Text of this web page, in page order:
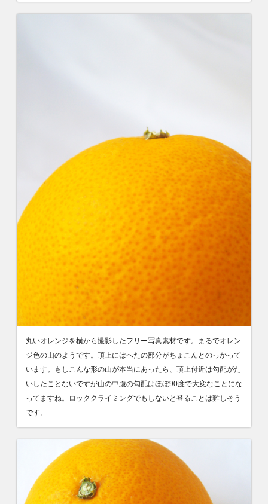
丸いオレンジを横から撮影したフリー写真素材です。まるでオレン
ジ色の山のようです。頂上にはへたの部分がちょこんとのっかって
います。もしこんな形の山が本当にあったら、頂上付近は勾配がた
いしたことないですが山の中腹の勾配はほぼ90度で大変なことにな
ってますね。ロッククライミングでもしないと登ることは難しそう
です。